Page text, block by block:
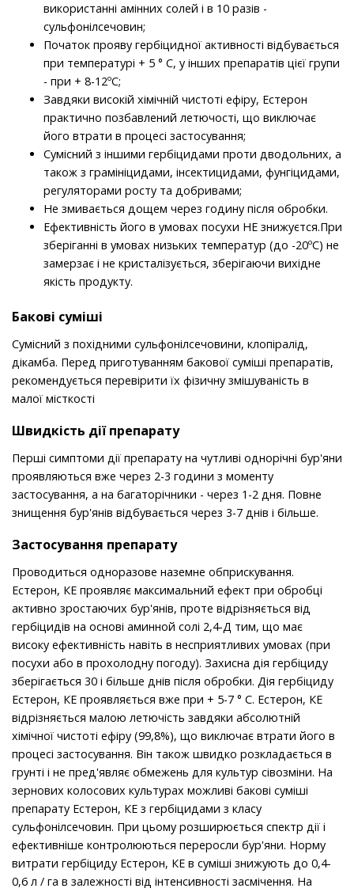
використанні амінних солей і в 10 разів -
сульфонілсечовин;
Початок прояву гербіцидної активності відбувається
при температурі + 5 ° С, у інших препаратів цієї групи
- при + 8-12ºС;
Завдяки високій хімічній чистоті ефіру, Естерон
практично позбавлений летючості, що виключає
його втрати в процесі застосування;
Сумісний з іншими гербіцидами проти дводольних, а
також з грамініцидами, інсектицидами, фунгіцидами,
регуляторами росту та добривами;
Не змивається дощем через годину після обробки.
Ефективність його в умовах посухи НЕ знижуєтся.При
зберіганні в умовах низьких температур (до -20ºС) не
замерзає і не кристалізується, зберігаючи вихідне
якість продукту.
Бакові суміші
Сумісний з похідними сульфонілсечовини, клопіралід,
дікамба. Перед приготуванням бакової суміші препаратів,
рекомендується перевірити їх фізичну змішуваність в
малої місткості
Швидкість дії препарату
Перші симптоми дії препарату на чутливі однорічні бур'яни
проявляються вже через 2-3 години з моменту
застосування, а на багаторічники - через 1-2 дня. Повне
знищення бур'янів відбувається через 3-7 днів і більше.
Застосування препарату
Проводиться одноразове наземне обприскування.
Естерон, КЕ проявляє максимальний ефект при обробці
активно зростаючих бур'янів, проте відрізняється від
гербіцидів на основі аминной солі 2,4-Д тим, що має
високу ефективність навіть в несприятливих умовах (при
посухи або в прохолодну погоду). Захисна дія гербіциду
зберігається 30 і більше днів після обробки. Дія гербіциду
Естерон, КЕ проявляється вже при + 5-7 ° С. Естерон, КЕ
відрізняється малою летючість завдяки абсолютній
хімічної чистоті ефіру (99,8%), що виключає втрати його в
процесі застосування. Він також швидко розкладається в
грунті і не пред'являє обмежень для культур сівозміни. На
зернових колосових культурах можливі бакові суміші
препарату Естерон, КЕ з гербіцидами з класу
сульфонілсечовин. При цьому розширюється спектр дії і
ефективніше контролюються переросли бур'яни. Норму
витрати гербіциду Естерон, КЕ в суміші знижують до 0,4-
0,6 л / га в залежності від інтенсивності засмічення. На